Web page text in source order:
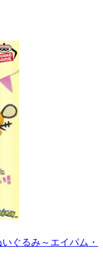
ぐるみ～エイパム・